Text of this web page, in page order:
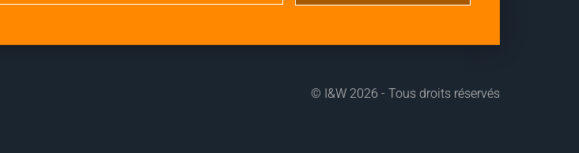
© I&W 2026 - Tous droits réservés